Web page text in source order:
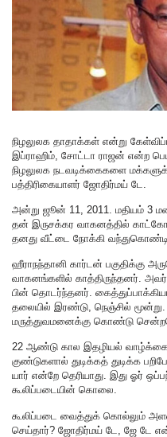
நிழலுலக தாதாக்கள் என்று
இப்ராஹிம், சோட்டா ராஜன் என்ற
நிழலுலக நடவடிக்கைகளை
பத்திரிகையாளர் ஜோதிர்மய் டே.
அன்று ஜூன் 11, 2011. மதியம் 3
தன் இருசக்கர வாகனத்தில்
தனது வீட்டை நோக்கி
ஹீராநந்தானி கார்டன் பகுதிக்கு
வாகனங்களில் காத்திருந்தனர்.
பின் தொடர்ந்தனர்.
தலையில் இரண்டு, நெஞ்சில் மூன்று.
மருத்துவமனைக்கு கொண்டு
22 ஆண்டு கால இதழியல் வாழ்க்கை.
குண்டுகளால் துடிக்கத் துடிக்க
யார் என்றே தெரியாது. இது ஓர்
கூலிப்படையின் கொலை.
கூலிப்படை வைத்துக் கொல்லும்
செய்தார்? ஜோதிர்மய் டே, ஜே டே